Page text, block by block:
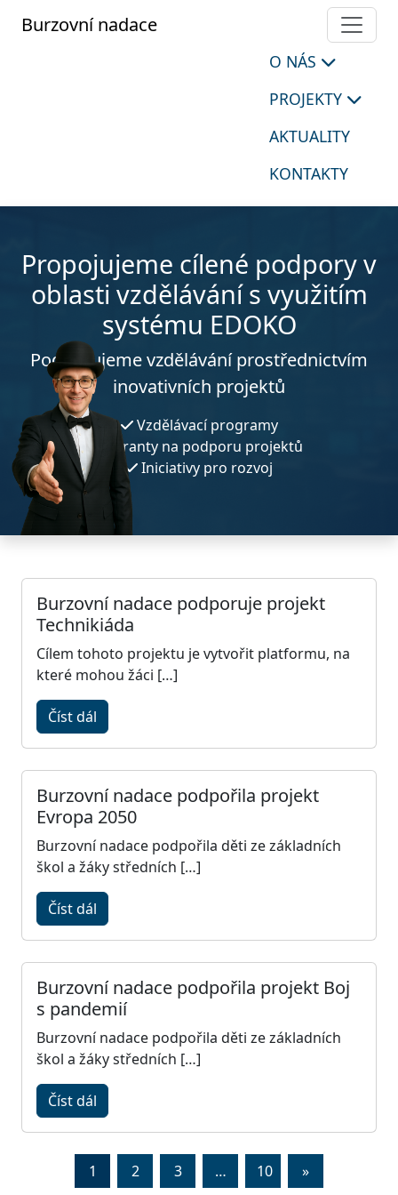
Burzovní nadace
O NÁS
PROJEKTY
AKTUALITY
KONTAKTY
Propojujeme cílené podpory v
oblasti vzdělávání s využitím
systému EDOKO
Podporujeme vzdělávání prostřednictvím
inovativních projektů
Vzdělávací programy
Granty na podporu projektů
Iniciativy pro rozvoj
Burzovní nadace podporuje projekt
Technikiáda
Cílem tohoto projektu je vytvořit platformu, na
které mohou žáci […]
Číst dál
Burzovní nadace podpořila projekt
Evropa 2050
Burzovní nadace podpořila děti ze základních
škol a žáky středních […]
Číst dál
Burzovní nadace podpořila projekt Boj
s pandemií
Burzovní nadace podpořila děti ze základních
škol a žáky středních […]
Číst dál
1 2 3 … 10 »